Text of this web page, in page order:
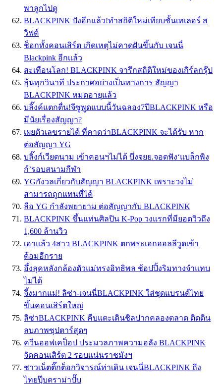
พาลูกไปดู
BLACKPINK ปังอีกแล้ว!ทำสถิติใหม่เทียบชั้นเทเลอร์ ส
วิฟต์
ช็อกทั้งคอนเสิร์ต เกิดเหตุไม่คาดฝันขึ้นกับ เจนนี่
Blackpink อีกเเล้ว
สะเทือนโลก! BLACKPINK จารึกสถิติใหม่ของเกิร์ลกรุ๊ป
ลุ้นทุกวินาที ประกาศอย่างเป็นทางการ สัญญา
BLACKPINK หมดอายุแล้ว
บลิ๊งค์แตกตื่น!จีซูพูดแบบนี้วันฉลอง7ปีBLACKPINK หรือ
มีนัยเรื่องสัญญา?
เผยตัวเลขรายได้ ที่คาดว่าBLACKPINK จะได้รับ หาก
ต่อสัญญา YG
บลิ๊งก์เวียดนาม เข้าคอนฯไม่ได้ บึ่งจยย.จอดฟัง‘แบล็กพิง
ก์’รอบสนามกีฬา
YGกังวลเกี่ยวกับสัญญา BLACKPINK เพราะวงไม่
สามารถถูกแทนที่ได้
ลือ YG กำลังพยายาม ต่อสัญญากับ BLACKPINK
BLACKPINK ขึ้นแท่นศิลปิน K-Pop วงแรกที่มียอดวิวถึง
1,600 ล้านวิว
เอาแล้ว 4สาว BLACKPINK ตกพระเอกฮอลลีวูดเข้า
ด้อมอีกราย
อึ้งลุคหลังกล้องตัวแม่ทรงอิทธิพล ช้อปปิ้งริมทางจำแทบ
ไม่ได้
จึ้งมากแม่! ลิซ่า-เจนนี่BLACKPINK ใส่ชุดแบรนด์ไทย
ขึ้นคอนเสิร์ตใหญ่
ลิซ่าBLACKPINK คีบแตะเดินชิลปากคลองตลาด ติดดิน
ลบภาพซุปตาร์สุดๆ
ควีนออฟเคป็อป ประมวลภาพความอลัง BLACKPINK
จัดคอนเสิร์ต 2 รอบเเน่นราชมังฯ
ชาวเน็ตติ๊กต็อกวิจารณ์ท่าเดิน เจนนี่BLACKPINK ถึง
ไทยปุ๊บดราม่าปั๊บ